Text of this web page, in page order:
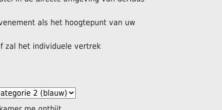
als het hoogtepunt van uw
zal het individuele vertrek